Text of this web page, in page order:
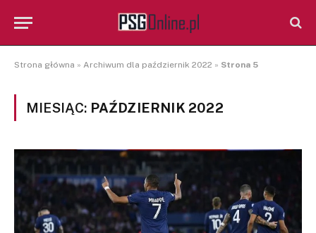
Strona główna » Archiwum dla październik 2022 » Strona 5
MIESIĄC: PAŹDZIERNIK 2022